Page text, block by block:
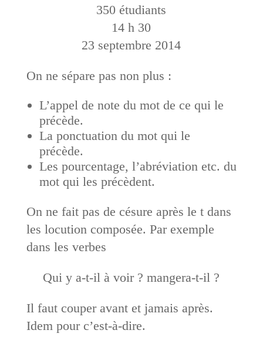
350 étudiants
14 h 30
23 septembre 2014
On ne sépare pas non plus :
L’appel de note du mot de ce qui le
précède.
La ponctuation du mot qui le
précède.
Les pourcentage, l’abréviation etc. du
mot qui les précèdent.
On ne fait pas de césure après le t dans
les locution composée. Par exemple
dans les verbes
Qui y a-t-il à voir ? mangera-t-il ?
Il faut couper avant et jamais après.
Idem pour c’est-à-dire.